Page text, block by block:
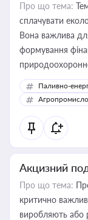
Про що тема:
сплачувати
Вона важлива
формування
Паливно-
Акцизний
Про що тема:
критично
виробляють або